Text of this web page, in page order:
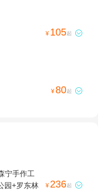
¥ 105起 
¥ 80起 
宁手作工
园+罗东林
¥ 236起 